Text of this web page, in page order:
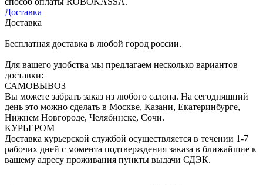
Доставка
Доставка
Бесплатная доставка в любой город россии.
Для вашего удобства мы предлагаем несколько вариантов
доставки:
САМОВЫВОЗ
Вы можете забрать заказ из любого салона. На сегодняшний
день это можно сделать в Москве, Казани, Екатеринбурге,
Нижнем Новгороде, Челябинске, Сочи.
КУРЬЕРОМ
Доставка курьерской службой осуществляется в течении 1-7
рабочих дней с момента подтверждения заказа в ближайшие к
вашему адресу проживания пункты выдачи СДЭК.